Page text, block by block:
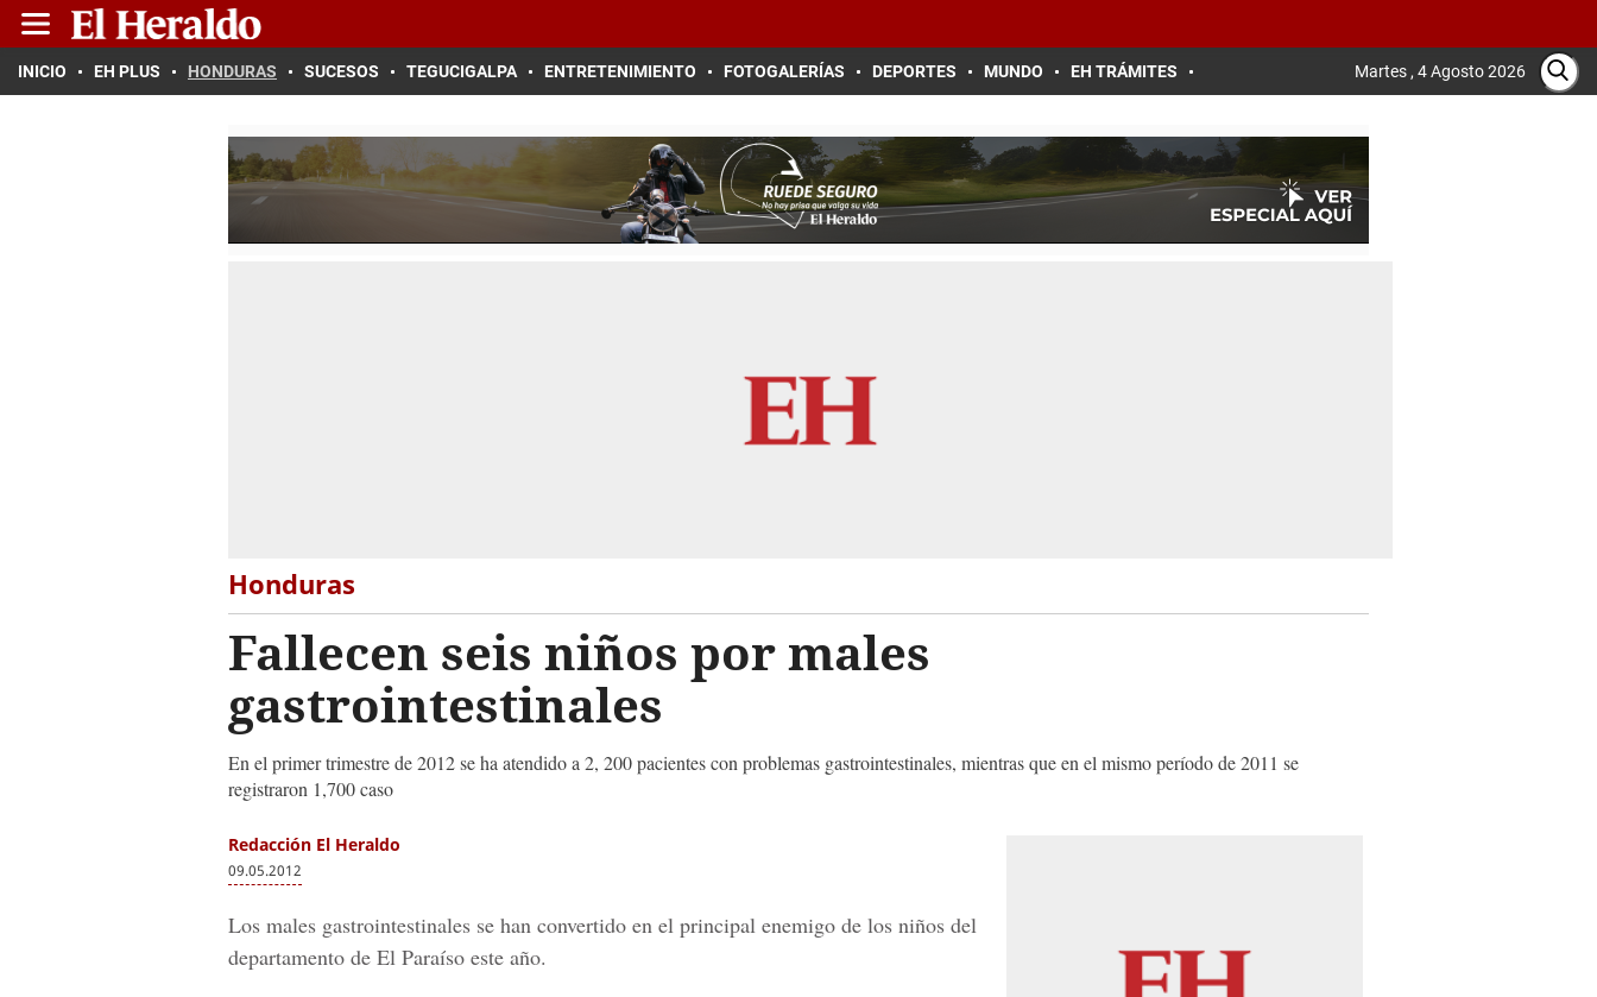
INICIO EH PLUS HONDURAS SUCESOS TEGUCIGALPA ENTRETENIMIENTO FOTOGALERÍAS DEPORTES MUNDO EH TRÁMITES Martes , 4 Agosto 2026
Honduras
Fallecen seis niños por males
gastrointestinales
En el primer trimestre de 2012 se ha atendido a 2, 200 pacientes con problemas gastrointestinales, mientras que en el mismo período de 2011 se
registraron 1,700 caso
Redacción El Heraldo
09.05.2012
Los males gastrointestinales se han convertido en el principal enemigo de los niños del
departamento de El Paraíso este año.